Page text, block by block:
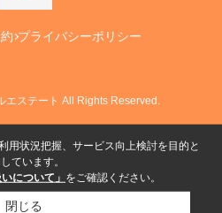
プライバシーポリシー
エステート All Rights Reserved.
用状況把握、サービス向上検討を目的と
ています。
について」 をご確認ください。
閉じる